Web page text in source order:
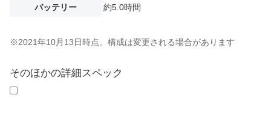
バッテリー
約5.0時間
※2021年10月13日時点。構成は変更される場合があります
そのほかの詳細スペック